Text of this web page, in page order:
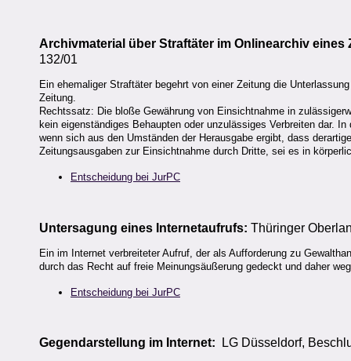
Archivmaterial über Straftäter im Onlinearchiv eines
132/01
Ein ehemaliger Straftäter begehrt von einer Zeitung die
Zeitung.
Rechtssatz: Die bloße Gewährung von Einsichtnahme in
kein eigenständiges Behaupten oder unzulässiges Verbreiten dar.
wenn sich aus den Umständen der Herausgabe ergibt, dass
Zeitungsausgaben zur Einsichtnahme durch Dritte, sei es in
Entscheidung bei JurPC
Untersagung eines Internetaufrufs: Thüringer
Ein im Internet verbreiteter Aufruf, der als Aufforderung zu
durch das Recht auf freie Meinungsäußerung gedeckt und daher
Entscheidung bei JurPC
Gegendarstellung im Internet: LG Düsseldorf,